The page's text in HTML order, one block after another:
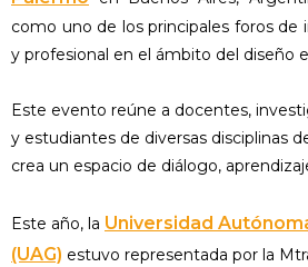
como uno de los principales foros de
y profesional en el ámbito del diseño
Este evento reúne a docentes,
y estudiantes de diversas disciplinas
crea un espacio de diálogo,
Este año, la Universidad
(UAG) estuvo representada por la